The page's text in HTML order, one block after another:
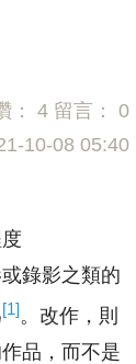
： 4 留言： 0
10-08 05:40
錄影之類的
[1]。改作，則
品，而不是